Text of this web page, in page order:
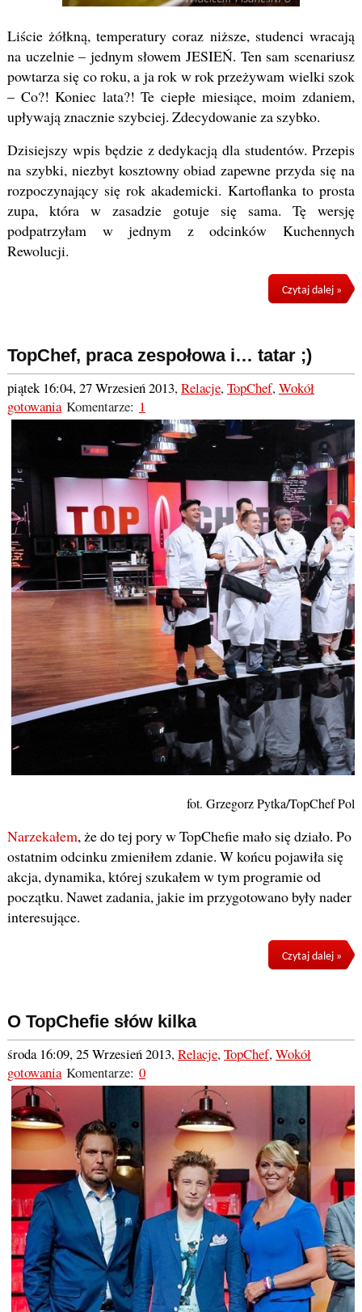
Liście żółkną, temperatury coraz niższe, studenci wracają
na uczelnie – jednym słowem JESIEŃ. Ten sam scenariusz
powtarza się co roku, a ja rok w rok przeżywam wielki szok
– Co?! Koniec lata?! Te ciepłe miesiące, moim zdaniem,
upływają znacznie szybciej. Zdecydowanie za szybko.
Dzisiejszy wpis będzie z dedykacją dla studentów. Przepis
na szybki, niezbyt kosztowny obiad zapewne przyda się na
rozpoczynający się rok akademicki. Kartoflanka to prosta
zupa, która w zasadzie gotuje się sama. Tę wersję
podpatrzyłam w jednym z odcinków Kuchennych
Rewolucji.
Czytaj dalej »
TopChef, praca zespołowa i… tatar ;)
piątek 16:04, 27 Wrzesień 2013,Relacje,TopChef,Wokół
gotowaniaKomentarze: 1
fot. Grzegorz Pytka/TopChef
Narzekałem, że do tej pory w TopChefie mało się działo. Po
ostatnim odcinku zmieniłem zdanie. W końcu pojawiła się
akcja, dynamika, której szukałem w tym programie od
początku. Nawet zadania, jakie im przygotowano były nader
interesujące.
Czytaj dalej »
O TopChefie słów kilka
środa 16:09, 25 Wrzesień 2013,Relacje,TopChef,Wokół
gotowaniaKomentarze: 0